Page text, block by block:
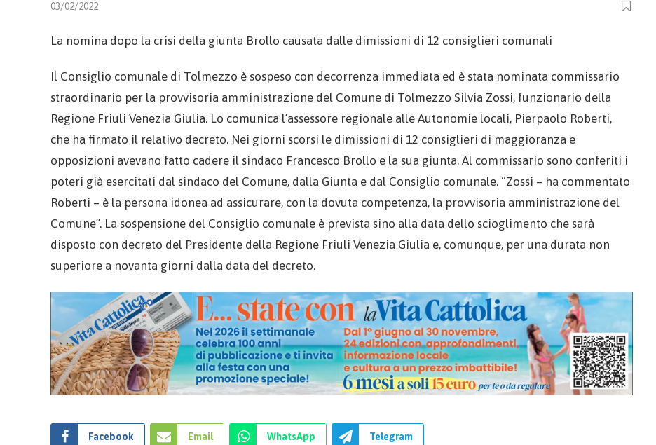
03/02/2022
La nomina dopo la crisi della giunta Brollo causata dalle dimissioni di 12 consiglieri comunali
Il Consiglio comunale di Tolmezzo è sospeso con decorrenza immediata ed è stata nominata commissario
straordinario per la provvisoria amministrazione del Comune di Tolmezzo Silvia Zossi, funzionario della
Regione Friuli Venezia Giulia. Lo comunica l’assessore regionale alle Autonomie locali, Pierpaolo Roberti,
che ha firmato il relativo decreto. Nei giorni scorsi le dimissioni di 12 consiglieri di maggioranza e
opposizioni avevano fatto cadere il sindaco Francesco Brollo e la sua giunta. Al commissario sono conferiti i
poteri già esercitati dal sindaco del Comune, dalla Giunta e dal Consiglio comunale. “Zossi – ha commentato
Roberti – è la persona idonea ad assicurare, con la dovuta competenza, la provvisoria amministrazione del
Comune”. La sospensione del Consiglio comunale è prevista sino alla data dello scioglimento che sarà
disposto con decreto del Presidente della Regione Friuli Venezia Giulia e, comunque, per una durata non
superiore a novanta giorni dalla data del decreto.
Facebook Email WhatsApp Telegram